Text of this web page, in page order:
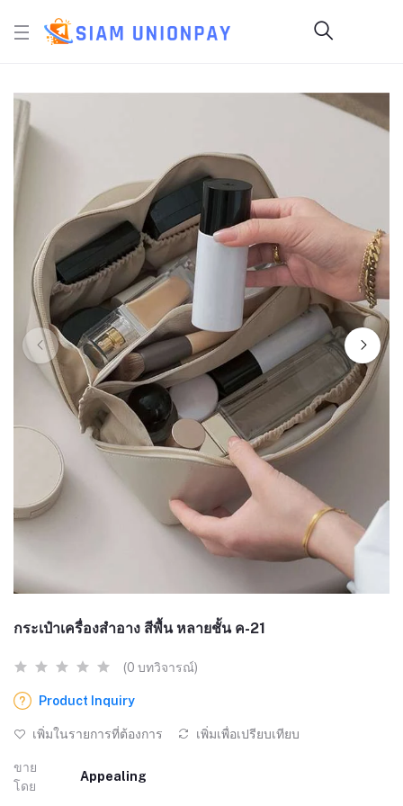
กระเป๋าเครื่องสำอาง สีพื้น หลายชั้น ค-21
(0 บทวิจารณ์)
Product Inquiry
เพิ่มในรายการที่ต้องการ เพิ่มเพื่อเปรียบเทียบ
ขาย
โดย
Appealing